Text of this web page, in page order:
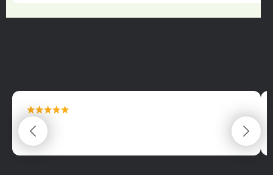
maximální spokojenost
22.06.2025